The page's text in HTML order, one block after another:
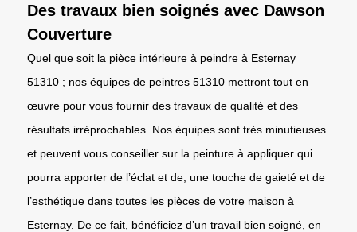
Des travaux bien soignés avec Dawson
Couverture
Quel que soit la pièce intérieure à peindre à Esternay
51310 ; nos équipes de peintres 51310 mettront tout en
œuvre pour vous fournir des travaux de qualité et des
résultats irréprochables. Nos équipes sont très minutieuses
et peuvent vous conseiller sur la peinture à appliquer qui
pourra apporter de l’éclat et de, une touche de gaieté et de
l’esthétique dans toutes les pièces de votre maison à
Esternay. De ce fait, bénéficiez d’un travail bien soigné, en